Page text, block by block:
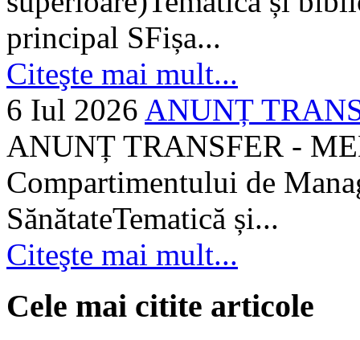
principal SFișa...
Citeşte mai mult...
6 Iul 2026 ANUNȚ
ANUNȚ TRANSFER -
Compartimentului de
SănătateTematică și...
Citeşte mai mult...
Cele mai citite articole